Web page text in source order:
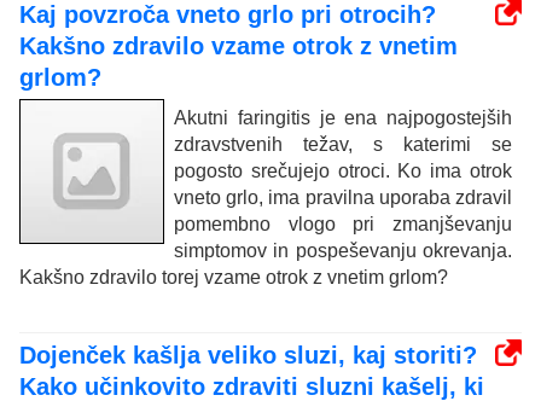
Kaj povzroča vneto grlo pri otrocih?
Kakšno zdravilo vzame otrok z vnetim
grlom?
Akutni faringitis je ena najpogostejših
zdravstvenih težav, s katerimi se
pogosto srečujejo otroci. Ko ima otrok
vneto grlo, ima pravilna uporaba zdravil
pomembno vlogo pri zmanjševanju
simptomov in pospeševanju okrevanja.
Kakšno zdravilo torej vzame otrok z vnetim grlom?
Dojenček kašlja veliko sluzi, kaj storiti?
Kako učinkovito zdraviti sluzni kašelj, ki